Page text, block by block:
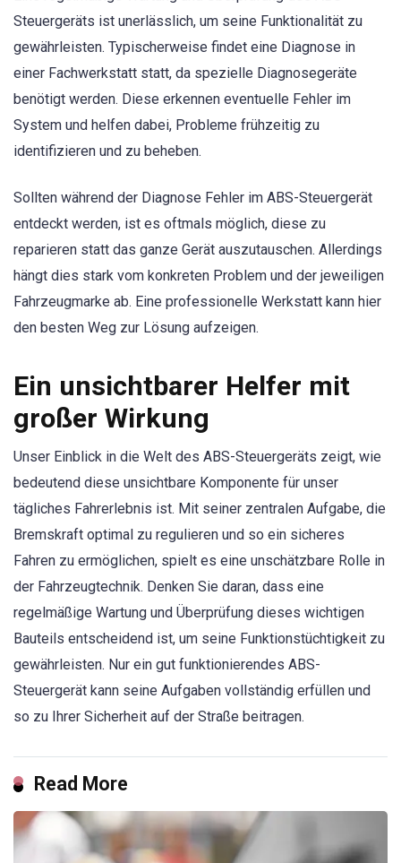
Steuergeräts ist unerlässlich, um seine Funktionalität zu
gewährleisten. Typischerweise findet eine Diagnose in
einer Fachwerkstatt statt, da spezielle Diagnosegeräte
benötigt werden. Diese erkennen eventuelle Fehler im
System und helfen dabei, Probleme frühzeitig zu
identifizieren und zu beheben.
Sollten während der Diagnose Fehler im ABS-Steuergerät
entdeckt werden, ist es oftmals möglich, diese zu
reparieren statt das ganze Gerät auszutauschen. Allerdings
hängt dies stark vom konkreten Problem und der jeweiligen
Fahrzeugmarke ab. Eine professionelle Werkstatt kann hier
den besten Weg zur Lösung aufzeigen.
Ein unsichtbarer Helfer mit
großer Wirkung
Unser Einblick in die Welt des ABS-Steuergeräts zeigt, wie
bedeutend diese unsichtbare Komponente für unser
tägliches Fahrerlebnis ist. Mit seiner zentralen Aufgabe, die
Bremskraft optimal zu regulieren und so ein sicheres
Fahren zu ermöglichen, spielt es eine unschätzbare Rolle in
der Fahrzeugtechnik. Denken Sie daran, dass eine
regelmäßige Wartung und Überprüfung dieses wichtigen
Bauteils entscheidend ist, um seine Funktionstüchtigkeit zu
gewährleisten. Nur ein gut funktionierendes ABS-
Steuergerät kann seine Aufgaben vollständig erfüllen und
so zu Ihrer Sicherheit auf der Straße beitragen.
Read More